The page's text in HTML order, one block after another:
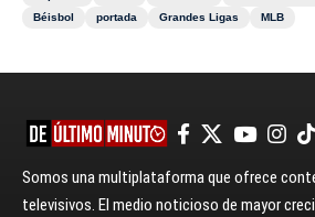
Béisbol
portada Grandes Ligas MLB
Somos una multiplataforma que ofrece
televisivos. El medio noticioso de mayor